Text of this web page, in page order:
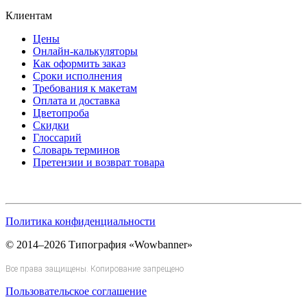
Клиентам
Цены
Онлайн-калькуляторы
Как оформить заказ
Сроки исполнения
Требования к макетам
Оплата и доставка
Цветопроба
Скидки
Глоссарий
Словарь терминов
Претензии и возврат товара
Политика конфиденциальности
© 2014–2026 Типография «Wowbanner»
Все права защищены. Копирование запрещено
Пользовательское соглашение